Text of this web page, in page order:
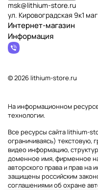
msk@lithium-store.ru
ул. Кировоградская 9к1
Интернет-магазин
Информация
© 2026 lithium-store.ru
На информационном
технологии.
Все ресурсы сайта lithium-
ограничиваясь) текстовую,
видео информацию,
доменное имя, фирменное
авторского права и прав на
защищены российским
соглашениями об охране